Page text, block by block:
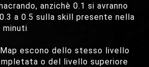
anzichè 0.1 si avranno
a 0.5 sulla skill presente nella
minuti
escono dello stesso livello
o del livello superiore